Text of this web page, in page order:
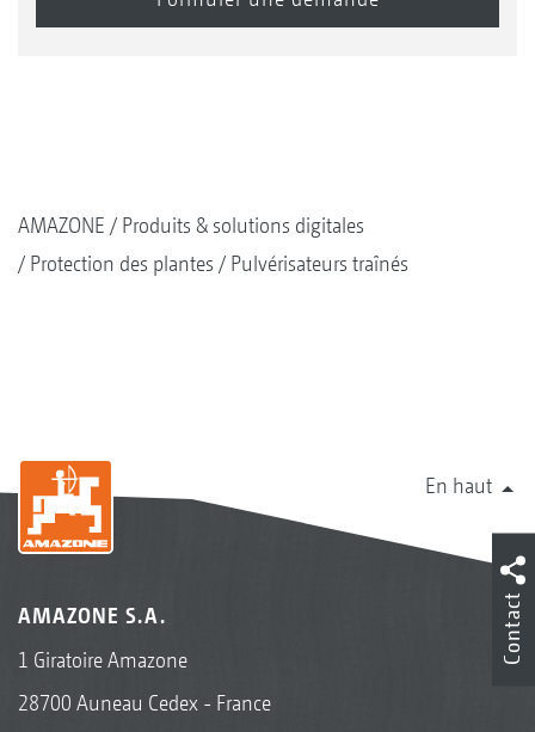
AMAZONE
Produits & solutions digitales
Protection des plantes
Pulvérisateurs traînés
En haut
AMAZONE S.A.
1 Giratoire Amazone
28700 Auneau Cedex - France
Contact